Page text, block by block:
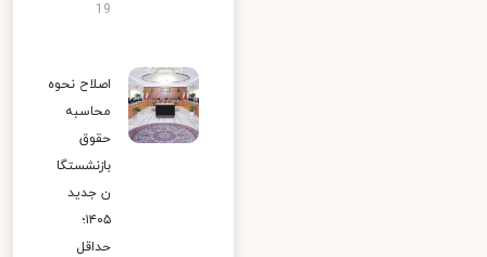
19
اصلاح نحوه
محاسبه
حقوق
بازنشستگا
ن جدید
۱۴۰۵؛
حداقل